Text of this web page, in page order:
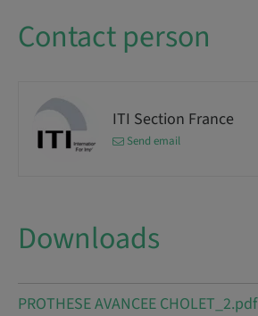
Contact person
ITI Section France
Send email
Downloads
PROTHESE AVANCEE CHOLET_2.pdf